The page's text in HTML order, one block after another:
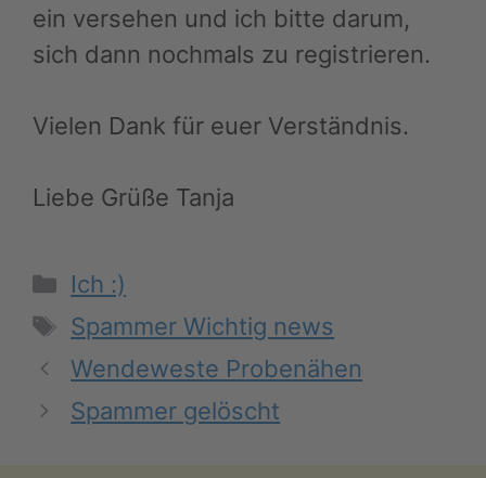
ein versehen und ich bitte darum,
sich dann nochmals zu registrieren.
Vielen Dank für euer Verständnis.
Liebe Grüße Tanja
Kategorien
Ich :)
Schlagwörter
Spammer Wichtig news
Wendeweste Probenähen
Spammer gelöscht